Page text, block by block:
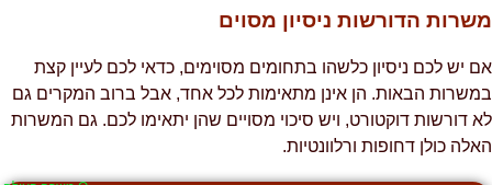
משרות הדורשות ניסיון מסוים
אם יש לכם ניסיון כלשהו בתחומים מסוימים, כדאי לכם לעיין קצת
במשרות הבאות. הן אינן מתאימות לכל אחד, אבל ברוב המקרים גם
לא דורשות דוקטורט, ויש סיכוי מסויים שהן יתאימו לכם. גם המשרות
האלה כולן דחופות ורלוונטיות.